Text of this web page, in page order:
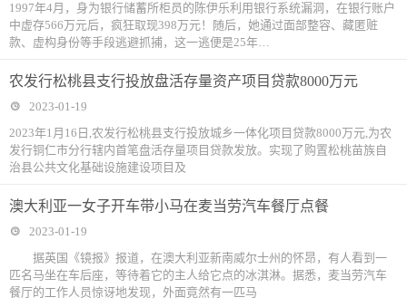
1997年4月，身为银行储蓄所柜员的陈伊乐利用银行系统漏洞，在银行账户
中虚存566万元后，疯狂取现398万元！随后，她通过面部整容、藏匿赃
款、虚构身份等手段逃避抓捕，这一逃便是25年…
农发行松桃县支行投放盘活存量资产项目贷款8000万元
2023-01-19
2023年1月16日,农发行松桃县支行投放城乡一体化项目贷款8000万元,为农
发行铜仁市分行辖内首笔盘活存量项目贷款发放。实现了购置松桃苗族自
治县公共文化基础设施建设项目及
澳大利亚一女子开车带小马在麦当劳汽车餐厅点餐
2023-01-19
据英国《镜报》报道，在澳大利亚新南威尔士州的怀昂，有人看到一
匹名马坐在车后座，等待着它的主人给它点的冰淇淋。据悉，麦当劳汽车
餐厅的工作人员惊讶地发现，外面竟然有一匹马